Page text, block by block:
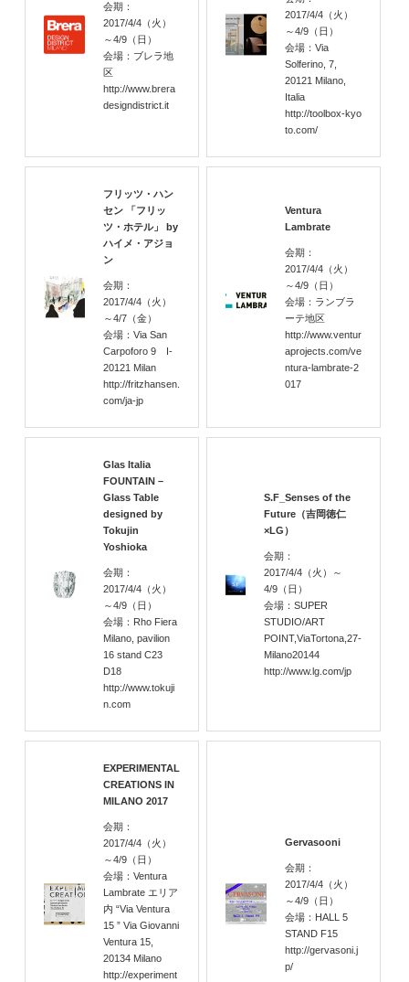
会期：
2017/4/4（火）
～4/9（日）
会場：ブレラ地
区
http://www.brera
designdistrict.it
2017/4/4 （火）
～4/9 （日）
会場：Via
Solferino, 7,
20121 Milano,
Italia
http://toolbox-kyo
to.com/
フリッツ・ハン
セン 「フリッ
ツ・ホテル」 by
ハイメ・アジョ
ン
会期：
2017/4/4（火）
～4/7（金）
会場：Via San
Carpoforo 9 I-
20121 Milan
http://fritzhansen.
com/ja-jp
Ventura
Lambrate
会期：
2017/4/4 （火）
～4/9 （日）
会場：ランブラ
ーテ地区
http://www.ventur
aprojects.com/ve
ntura-lambrate-2
017
Glas Italia
FOUNTAIN –
Glass Table
designed by
Tokujin
Yoshioka
会期：
2017/4/4（火）
～4/9（日）
会場：Rho Fiera
Milano, pavilion
16 stand C23
D18
http://www.tokuji
n.com
S.F_Senses of the
Future（吉岡徳仁
×LG）
会期：
2017/4/4 （火）
～
4/9 （日）
会場：SUPER
STUDIO/ART
POINT,ViaTortona,27-
Milano20144
http://www.lg.com/jp
EXPERIMENTAL
CREATIONS IN
MILANO 2017
会期：
2017/4/4（火）
～4/9（日）
会場：Ventura
Lambrate エリア
内 “Via Ventura
15 ” Via Giovanni
Ventura 15,
20134 Milano
http://experiment
Gervasooni
会期：
2017/4/4 （火）
～4/9 （日）
会場：HALL 5
STAND F15
http://gervasoni.j
p/